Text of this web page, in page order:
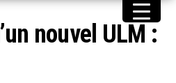
nouvel ULM :